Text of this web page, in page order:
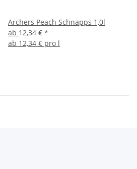
Archers Peach Schnapps 1,0l
ab 12,34 € *
ab 12,34 € pro l